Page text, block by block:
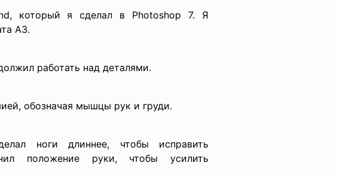
который я сделал в Photoshop 7. Я
A3.
работать над деталями.
обозначая мышцы рук и груди.
ноги длиннее, чтобы исправить
положение руки, чтобы усилить